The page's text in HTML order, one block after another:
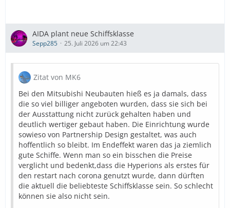
AIDA plant neue Schiffsklasse
Sepp285 25. Juli 2026 um 22:43
Zitat von MK6
Bei den Mitsubishi Neubauten hieß es ja damals, dass
die so viel billiger angeboten wurden, dass sie sich bei
der Ausstattung nicht zurück gehalten haben und
deutlich wertiger gebaut haben. Die Einrichtung wurde
sowieso von Partnership Design gestaltet, was auch
hoffentlich so bleibt. Im Endeffekt waren das ja ziemlich
gute Schiffe. Wenn man so ein bisschen die Preise
verglicht und bedenkt,dass die Hyperions als erstes für
den restart nach corona genutzt wurde, dann dürften
die aktuell die beliebteste Schiffsklasse sein. So schlecht
können sie also nicht sein.